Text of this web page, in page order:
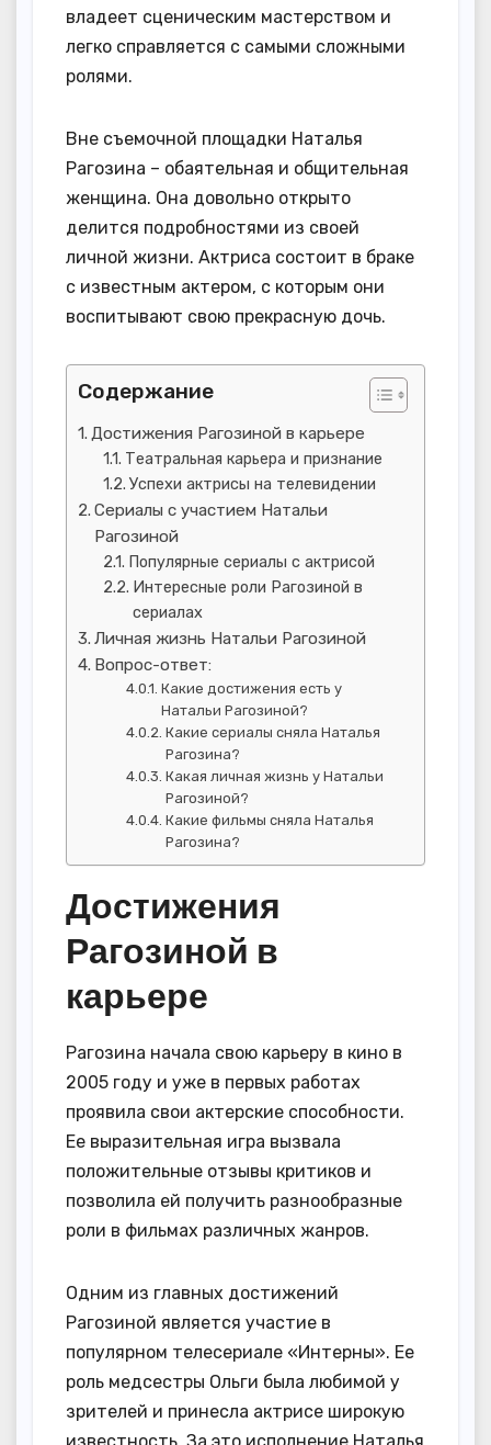
владеет сценическим мастерством и
легко справляется с самыми сложными
ролями.
Вне съемочной площадки Наталья
Рагозина – обаятельная и общительная
женщина. Она довольно открыто
делится подробностями из своей
личной жизни. Актриса состоит в браке
с известным актером, с которым они
воспитывают свою прекрасную дочь.
Содержание
Достижения Рагозиной в карьере
Театральная карьера и признание
Успехи актрисы на телевидении
Сериалы с участием Натальи
Рагозиной
Популярные сериалы с актрисой
Интересные роли Рагозиной в
сериалах
Личная жизнь Натальи Рагозиной
Вопрос-ответ:
Какие достижения есть у
Натальи Рагозиной?
Какие сериалы сняла Наталья
Рагозина?
Какая личная жизнь у Натальи
Рагозиной?
Какие фильмы сняла Наталья
Рагозина?
Достижения
Рагозиной в
карьере
Рагозина начала свою карьеру в кино в
2005 году и уже в первых работах
проявила свои актерские способности.
Ее выразительная игра вызвала
положительные отзывы критиков и
позволила ей получить разнообразные
роли в фильмах различных жанров.
Одним из главных достижений
Рагозиной является участие в
популярном телесериале «Интерны». Ее
роль медсестры Ольги была любимой у
зрителей и принесла актрисе широкую